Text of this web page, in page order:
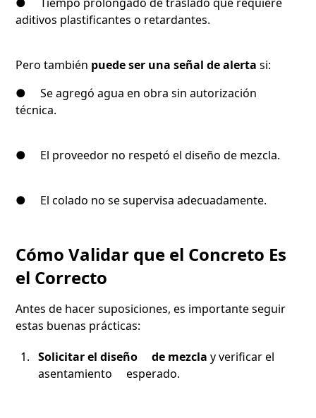
aditivos plastificantes o retardantes.
Pero también puede ser una señal de alerta si:
● Se agregó agua en obra sin autorización
técnica.
● El proveedor no respetó el diseño de mezcla.
● El colado no se supervisa adecuadamente.
Cómo Validar que el Concreto Es
el Correcto
Antes de hacer suposiciones, es importante seguir
estas buenas prácticas:
Solicitar el diseño de mezcla y verificar el
asentamiento esperado.